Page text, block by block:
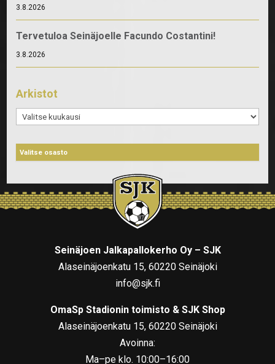
3.8.2026
Tervetuloa Seinäjoelle Facundo Costantini!
3.8.2026
Arkistot
Arkistot
Seinäjoen Jalkapallokerho Oy – SJK
Alaseinäjoenkatu 15, 60220 Seinäjoki
info@sjk.fi
OmaSp Stadionin toimisto & SJK Shop
Alaseinäjoenkatu 15, 60220 Seinäjoki
Avoinna:
Ma–pe klo. 10:00–16:00